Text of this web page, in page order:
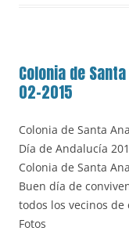
Colonia de
02-2015
Colonia de Santa Ana
Día de Andalucía
Colonia de Santa
Buen día de
todos los vecinos de
Fotos